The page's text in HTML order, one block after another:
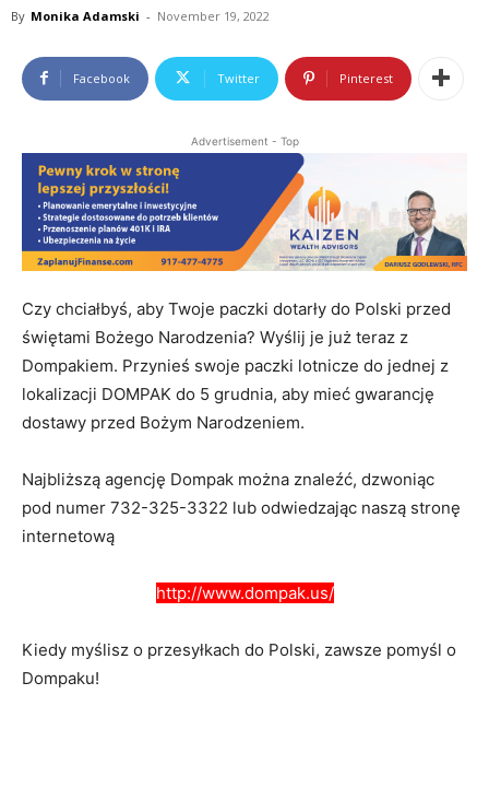
By Monika Adamski - November 19, 2022
Facebook Twitter Pinterest
Advertisement - Top
Czy chciałbyś, aby Twoje paczki dotarły do Polski przed
świętami Bożego Narodzenia? Wyślij je już teraz z
Dompakiem. Przynieś swoje paczki lotnicze do jednej z
lokalizacji DOMPAK do 5 grudnia, aby mieć gwarancję
dostawy przed Bożym Narodzeniem.
Najbliższą agencję Dompak można znaleźć, dzwoniąc
pod numer 732-325-3322 lub odwiedzając naszą stronę
internetową
http://www.dompak.us/
Kiedy myślisz o przesyłkach do Polski, zawsze pomyśl o
Dompaku!